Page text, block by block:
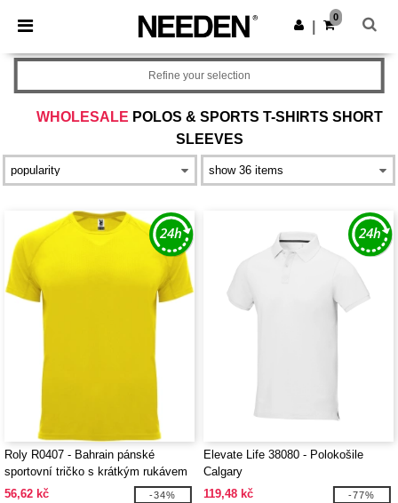
× Aplikace Needen
Lepší ceny v aplikaci!
Stáhnout app
0
WHOLESALE POLOS & SPORTS T-SHIRTS SHORT
SLEEVES
Refine your selection
Roly R0407 - Bahrain pánské
sportovní tričko s krátkým rukávem
56,62 kč
-34%
Elevate Life 38080 - Polokošile
Calgary
119,48 kč
-77%